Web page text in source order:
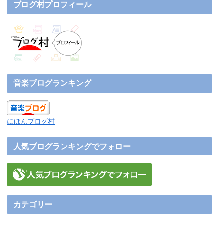
ブログ村プロフィール
音楽ブログランキング
にほんブログ村
人気ブログランキングでフォロー
カテゴリー